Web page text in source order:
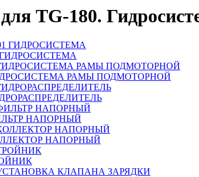
TG-180.
ГИДРОСИСТЕМА
ГИДРОСИСТЕМА РАМЫ ПОДМОТОРНОЙ
НАПОРНЫЙ
НАПОРНЫЙ